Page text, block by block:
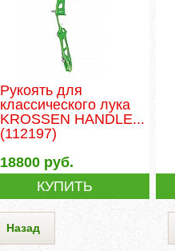
Рукоять для
классического лука
KROSSEN HANDLE...
(112197)
18800 руб.
КУПИТЬ
Назад